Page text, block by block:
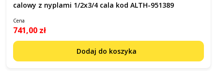
calowy z nyplami 1/2x3/4 cala kod ALTH-951389
Cena
741,00 zł
Dodaj do koszyka